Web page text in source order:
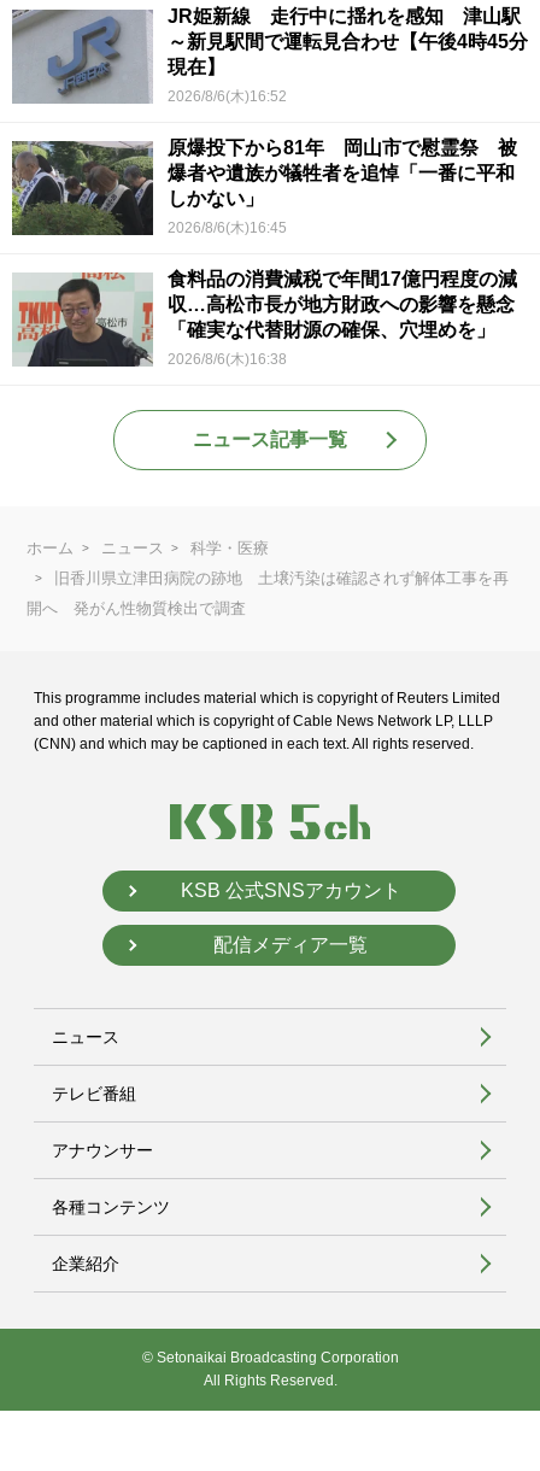
JR姫新線 走行中に揺れを感知 津山駅
～新見駅間で運転見合わせ【午後4時45分
現在】
2026/8/6(木)16:52
原爆投下から81年 岡山市で慰霊祭 被
爆者や遺族が犠牲者を追悼「一番に平和
しかない」
2026/8/6(木)16:45
食料品の消費減税で年間17億円程度の減
収…高松市長が地方財政への影響を懸念
「確実な代替財源の確保、穴埋めを」
2026/8/6(木)16:38
ニュース記事一覧
ホーム ニュース
科学・医療
旧香川県立津田病院の跡地 土壌汚染は確認されず解体工事を再
開へ 発がん性物質検出で調査
This programme includes material which is copyright of Reuters Limited
and other material which is copyright of Cable News Network LP, LLLP
(CNN) and which may be captioned in each text. All rights reserved.
KSB 公式SNSアカウント
配信メディア一覧
ニュース
テレビ番組
アナウンサー
各種コンテンツ
企業紹介
© Setonaikai Broadcasting Corporation
All Rights Reserved.